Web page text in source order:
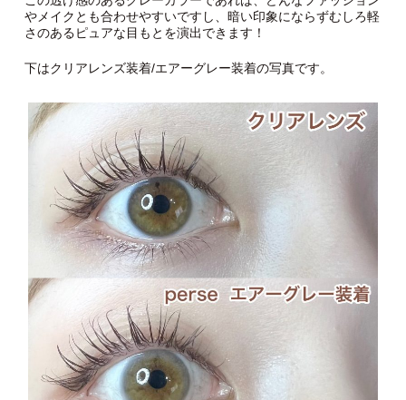
やメイクとも合わせやすいですし、暗い印象にならずむしろ軽
さのあるピュアな目もとを演出できます！
下はクリアレンズ装着/エアーグレー装着の写真です。